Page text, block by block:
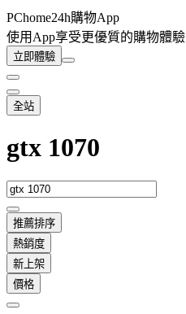
PChome24h購物App
使用App享受更優質的購物體驗
立即體驗
全站
gtx 1070
推薦排序
熱銷度
新上架
價格